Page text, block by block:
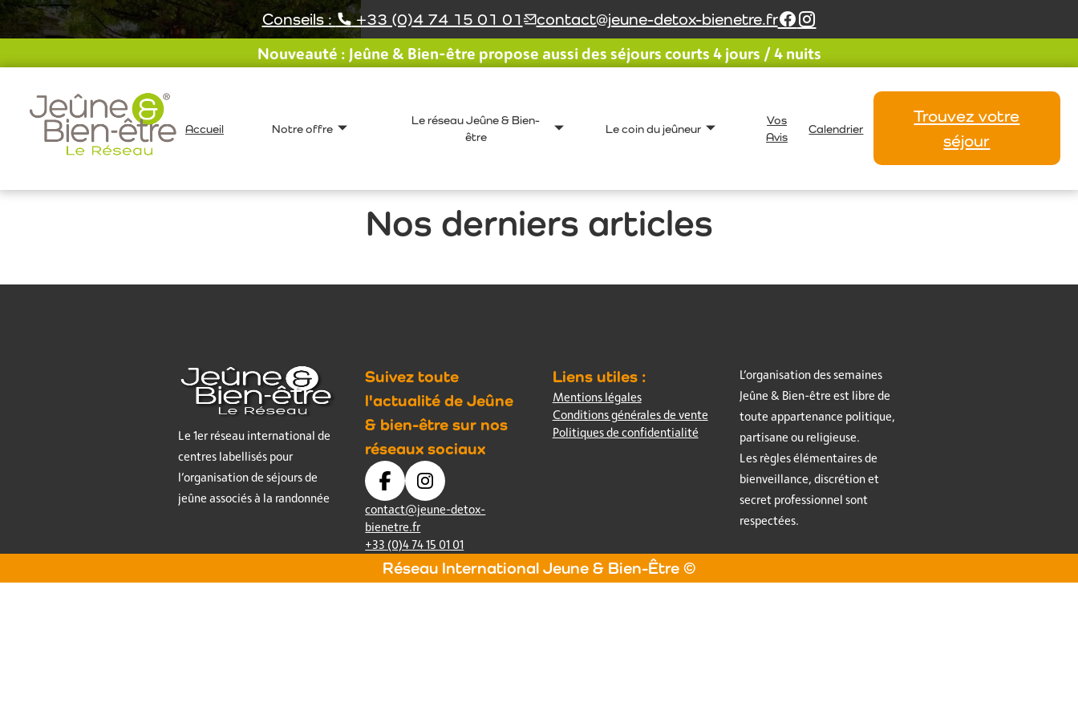
Aller
Conseils : +33 (0)4 74 15 01 01 contact@jeune-detox-bienetre.fr
Nouveauté : Jeûne & Bien-être propose aussi des séjours courts 4 jours / 4 nuits
Accueil Notre offre
Le réseau Jeûne & Bien-
être
Le coin du jeûneur
Vos
Avis
Calendrier
Trouvez votre
séjour
Nos derniers articles
Le 1er réseau international de
centres labellisés pour
l’organisation de séjours de
jeûne associés à la randonnée
Suivez toute
l'actualité de Jeûne
& bien-être sur nos
réseaux sociaux
contact@jeune-detox-
bienetre.fr
+33 (0)4 74 15 01 01
Liens utiles :
Mentions légales
Conditions générales de vente
Politiques de confidentialité
L’organisation des semaines
Jeûne & Bien-être est libre de
toute appartenance politique,
partisane ou religieuse.
Les règles élémentaires de
bienveillance, discrétion et
secret professionnel sont
respectées.
Réseau International Jeune & Bien-Être ©